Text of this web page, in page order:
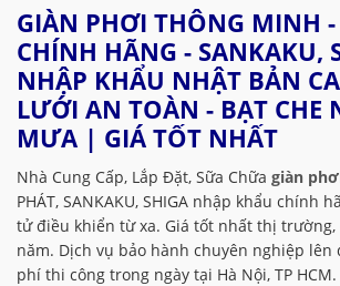
GIÀN PHƠI THÔNG MINH
CHÍNH HÃNG - SANKAKU,
NHẬP KHẨU NHẬT BẢN
LƯỚI AN TOÀN - BẠT CHE
MƯA | GIÁ TỐT NHẤT
Nhà Cung Cấp, Lắp Đặt, Sữa Chữa giàn
PHÁT, SANKAKU, SHIGA nhập khẩu chính
tử điều khiển từ xa. Giá tốt nhất thị
năm. Dịch vụ bảo hành chuyên nghiệp lên
phí thi công trong ngày tại Hà Nội, TP